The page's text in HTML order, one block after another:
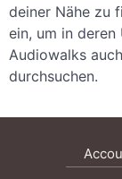
deiner Nähe zu
ein, um in deren
Audiowalks
durchsuchen.